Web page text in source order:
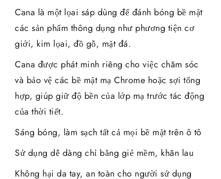
Cana là một lọai sáp dùng để đánh bóng bề mặt
các sản phẩm thông dụng như phương tiện cơ
giới, kim lọai, đồ gỗ, mặt đá.
Cana được phát minh riêng cho việc chăm sóc
và bảo vệ các bề mặt mạ Chrome hoặc sợi tổng
hợp, giúp giữ độ bền của lớp mạ trước tác động
của thời tiết.
Sáng bóng, làm sạch tất cả mọi bề mặt trên ô tô
Sử dụng dễ dàng chỉ bằng giẻ mềm, khăn lau
Không hại da tay, an toàn cho người sử dụng